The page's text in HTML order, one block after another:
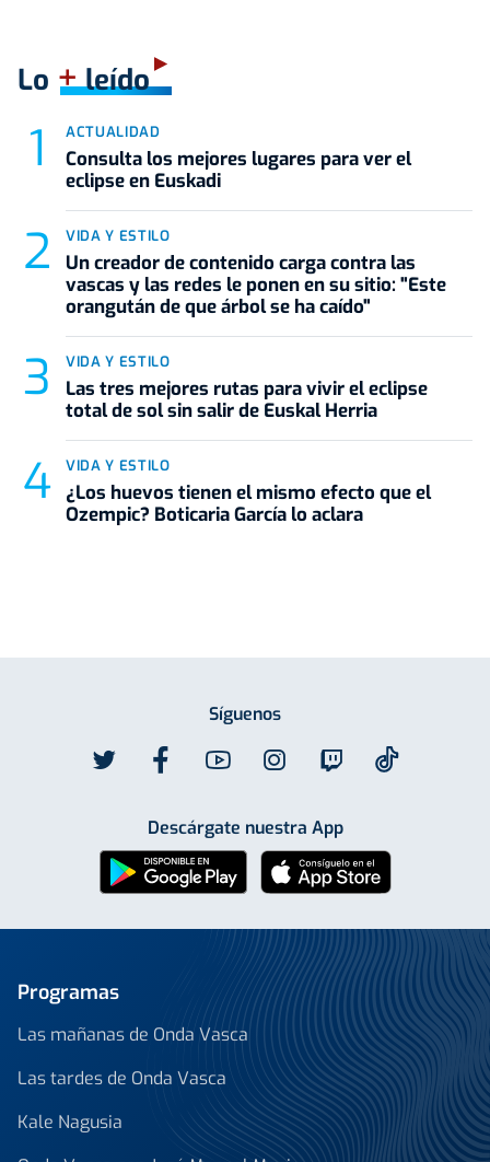
Lo +leído
ACTUALIDAD
Consulta los mejores lugares para ver el
eclipse en Euskadi
VIDA Y ESTILO
Un creador de contenido carga contra las
vascas y las redes le ponen en su sitio: "Este
orangután de que árbol se ha caído"
VIDA Y ESTILO
Las tres mejores rutas para vivir el eclipse
total de sol sin salir de Euskal Herria
VIDA Y ESTILO
¿Los huevos tienen el mismo efecto que el
Ozempic? Boticaria García lo aclara
Síguenos
Descárgate nuestra App
Programas
Las mañanas de Onda Vasca
Las tardes de Onda Vasca
Kale Nagusia